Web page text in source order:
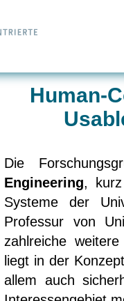
Human-
Die
Engineering, kurz
Systeme der
Professur von
zahlreiche
liegt in der
allem auch